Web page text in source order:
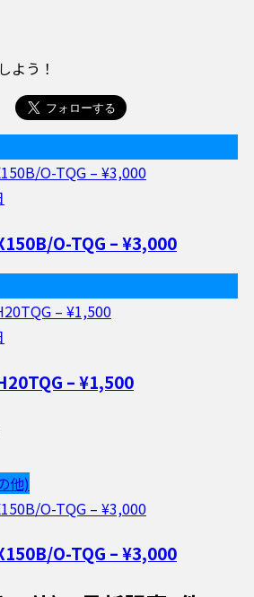
よう！
O-TQG – ¥3,000
– ¥1,500
他)
O-TQG – ¥3,000